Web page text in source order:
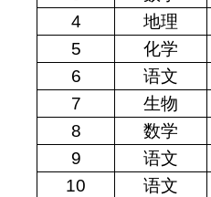
4 地理
5 化学
6 语文
7 生物
8 数学
9 语文
10 语文